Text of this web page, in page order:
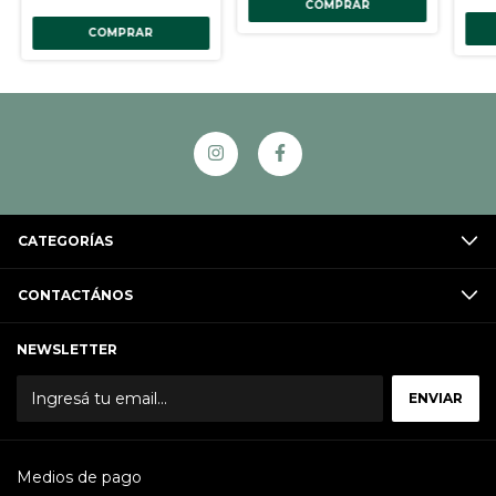
COMPRAR
COMPRAR
CATEGORÍAS
CONTACTÁNOS
NEWSLETTER
Medios de pago